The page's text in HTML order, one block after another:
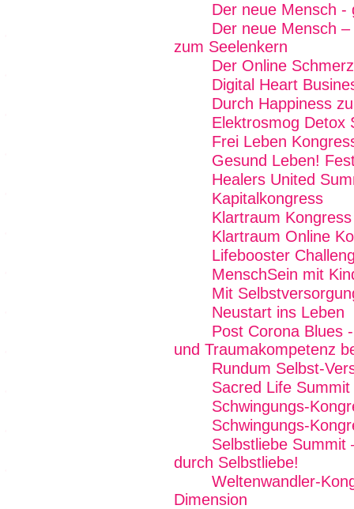
Der neue Mensch -
Der neue Mensch
zum Seelenkern
Der Online
Digital Heart
Durch Happiness
Elektrosmog Detox
Frei Leben
Gesund Leben!
Healers United
Kapitalkongress
Klartraum Kongress
Klartraum Online
Lifebooster
MenschSein mit
Mit
Neustart ins Leben
Post Corona Blues
und Traumakompetenz
Rundum Selbst-
Sacred Life Summit
Schwingungs-
Schwingungs-
Selbstliebe Summit
durch Selbstliebe!
Weltenwandler-
Dimension